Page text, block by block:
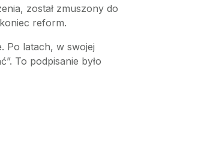
został zmuszony do
reform.
Po latach, w swojej
To podpisanie było